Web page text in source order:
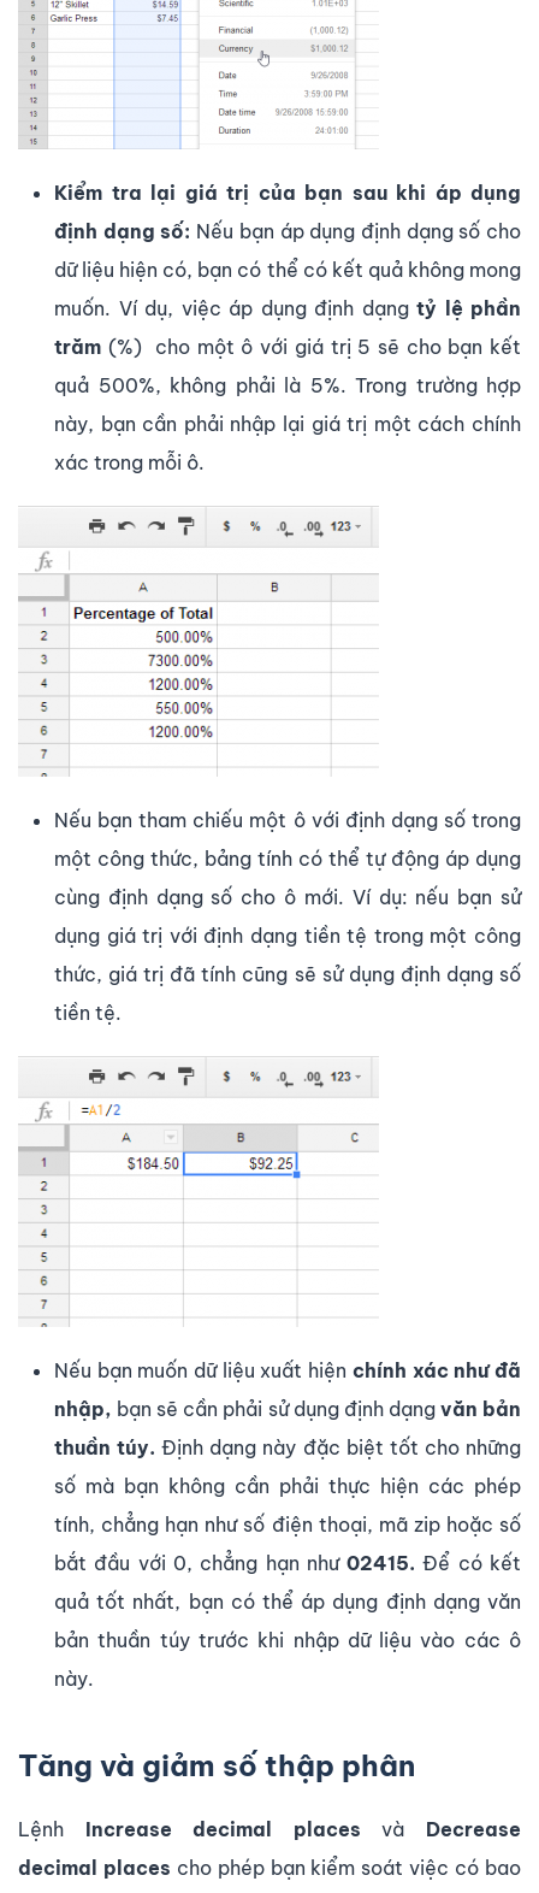
Kiểm tra lại giá trị của bạn sau khi áp dụng
định dạng số: Nếu bạn áp dụng định dạng số cho
dữ liệu hiện có, bạn có thể có kết quả không mong
muốn. Ví dụ, việc áp dụng định dạngtỷ lệ phần
trăm (%) cho một ô với giá trị 5 sẽ cho bạn kết
quả 500%, không phải là 5%. Trong trường hợp
này, bạn cần phải nhập lại giá trị một cách chính
xác trong mỗi ô.
Nếu bạn tham chiếu một ô với định dạng số trong
một công thức, bảng tính có thể tự động áp dụng
cùng định dạng số cho ô mới. Ví dụ: nếu bạn sử
dụng giá trị với định dạng tiền tệ trong một công
thức, giá trị đã tính cũng sẽ sử dụng định dạng số
tiền tệ.
Nếu bạn muốn dữ liệu xuất hiện chính xác như đã
nhập, bạn sẽ cần phải sử dụng định dạng văn bản
thuần túy. Định dạng này đặc biệt tốt cho những
số mà bạn không cần phải thực hiện các phép
tính, chẳng hạn như số điện thoại, mã zip hoặc số
bắt đầu với 0, chẳng hạn như02415. Để có kết
quả tốt nhất, bạn có thể áp dụng định dạng văn
bản thuần túy trước khi nhập dữ liệu vào các ô
này.
Tăng và giảm số thập phân
Lệnh Increase decimal places và Decrease
decimal places cho phép bạn kiểm soát việc có bao